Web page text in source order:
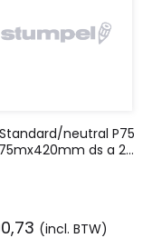
neutral P75
ds a 2
(incl. BTW)